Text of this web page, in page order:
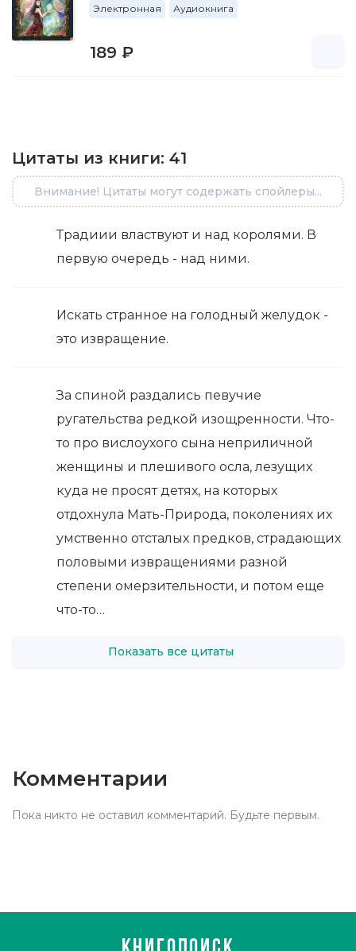
Электронная Аудиокнига
189 ₽
Цитаты из книги: 41
Внимание! Цитаты могут содержать спойлеры...
Традиии властвуют и над королями. В
первую очередь - над ними.
Искать странное на голодный желудок -
это извращение.
За спиной раздались певучие
ругательства редкой изощренности. Что-
то про вислоухого сына неприличной
женщины и плешивого осла, лезущих
куда не просят детях, на которых
отдохнула Мать-Природа, поколениях их
умственно отсталых предков, страдающих
половыми извращениями разной
степени омерзительности, и потом еще
что-то…
Показать все цитаты
Комментарии
Пока никто не оставил комментарий. Будьте первым.